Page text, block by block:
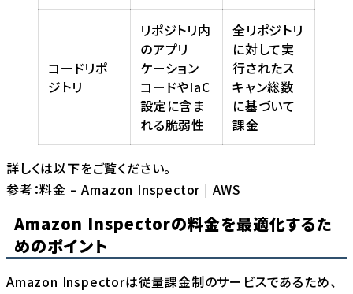
コードリポ
ジトリ
リポジトリ内
のアプリ
ケーション
コードやIaC
設定に含ま
れる脆弱性
全リポジトリ
に対して実
行されたス
キャン総数
に基づいて
課金
詳しくは以下をご覧ください。
参考：料金 – Amazon Inspector | AWS
Amazon Inspectorの料金を最適化するた
めのポイント
Amazon Inspectorは従量課金制のサービスであるため、